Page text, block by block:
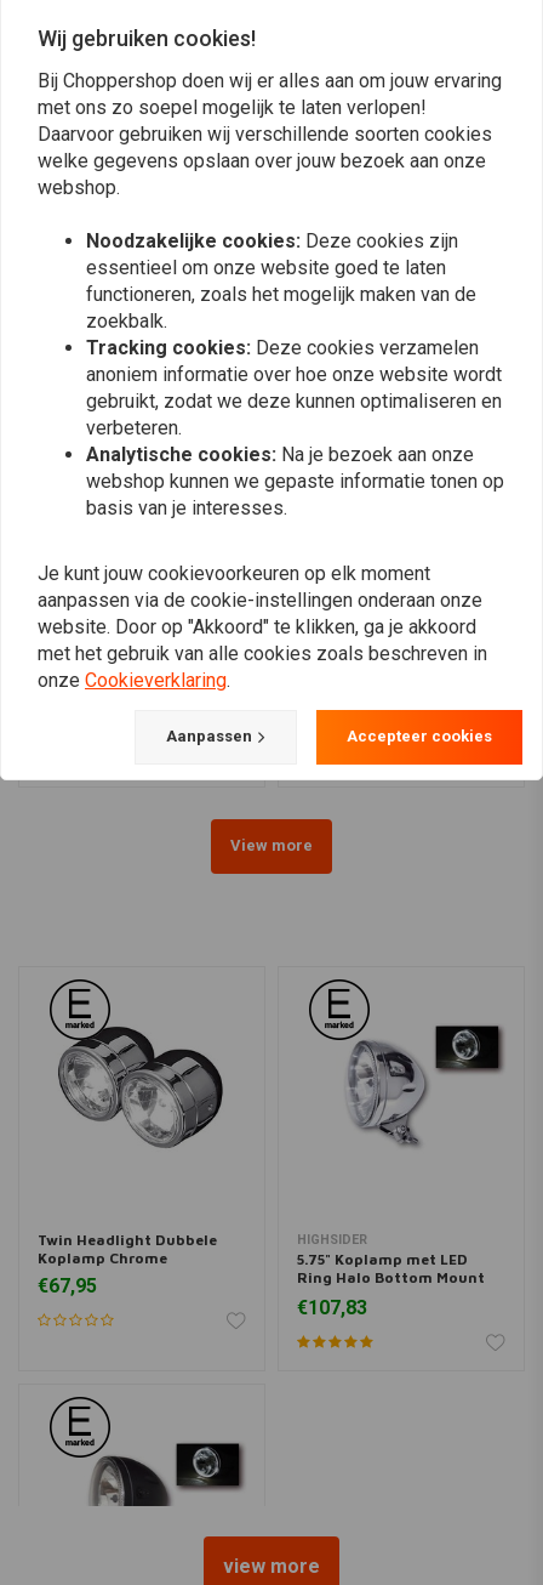
streetracer look te geven.
Vergelijkbare producten
HIGHSIDER
7" Clear Chrome Koplamp
RENO 2
HIGHSIDER
View more
Twin Headlight Dubbele
Koplamp Chrome
€67,95
HIGHSIDER
5.75" Koplamp met LED
Ring Halo Bottom Mount
€107,83
view more
Wij gebruiken cookies!
Bij Choppershop doen wij er alles aan om jouw ervaring
met ons zo soepel mogelijk te laten verlopen!
Daarvoor gebruiken wij verschillende soorten cookies
welke gegevens opslaan over jouw bezoek aan onze
webshop.
Noodzakelijke cookies: Deze cookies zijn
essentieel om onze website goed te laten
functioneren, zoals het mogelijk maken van de
zoekbalk.
Tracking cookies: Deze cookies verzamelen
anoniem informatie over hoe onze website wordt
gebruikt, zodat we deze kunnen optimaliseren en
verbeteren.
Analytische cookies: Na je bezoek aan onze
webshop kunnen we gepaste informatie tonen op
basis van je interesses.
Je kunt jouw cookievoorkeuren op elk moment
aanpassen via de cookie-instellingen onderaan onze
website. Door op "Akkoord" te klikken, ga je akkoord
met het gebruik van alle cookies zoals beschreven in
onze Cookieverklaring.
Aanpassen Accepteer cookies